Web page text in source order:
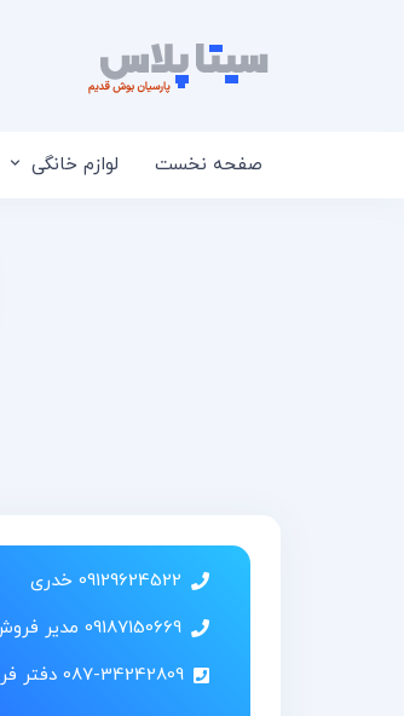
صفحه نخست لوازم خانگی
09129624522 خدری
09187150669 مدیر فروش
087-34242809 دفتر فروشگاه